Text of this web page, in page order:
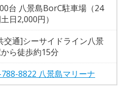
台 八景島BorC駐車場（24
日2,000円）
交通]シーサイドライン八景
ら徒歩約15分
8822 八景島マリーナ